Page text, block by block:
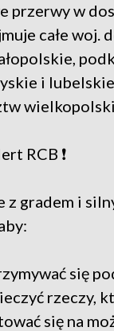
przerwy w
całe woj.
i
RCB ❗
z gradem i
się
rzeczy,
się na